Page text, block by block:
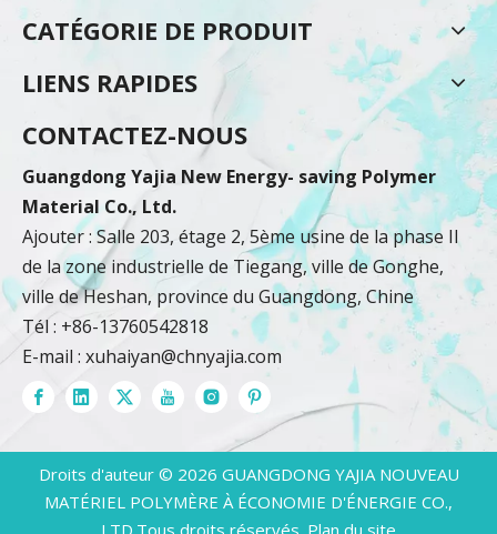
CATÉGORIE DE PRODUIT
LIENS RAPIDES
CONTACTEZ-NOUS
Guangdong Yajia New Energy- saving Polymer
Material Co., Ltd.
Ajouter : Salle 203, étage 2, 5ème usine de la phase II
de la zone industrielle de Tiegang, ville de Gonghe,
ville de Heshan, province du Guangdong, Chine
Tél : +86-13760542818
E-mail : xuhaiyan@chnyajia.com
Droits d'auteur © 2026 GUANGDONG YAJIA NOUVEAU
MATÉRIEL POLYMÈRE À ÉCONOMIE D'ÉNERGIE CO.,
LTD.Tous droits réservés. Plan du site